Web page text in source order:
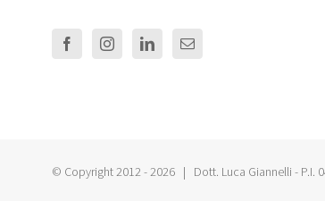
© Copyright 2012 -2026 | Dott. Luca Giannelli -